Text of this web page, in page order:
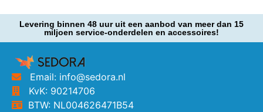
Levering binnen 48 uur uit een aanbod van meer dan 15
miljoen service-onderdelen en accessoires!
Email: info@sedora.nl
KvK: 90214706
BTW: NL004626471B54